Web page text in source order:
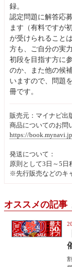
録。
認定問題に解答応
ます（有料ですが
が受けられること
方も、ご自分の実
初段を目指す方に
のか、また他の候
いますので、問題
冊です。
販売元：マイナビ出
商品についてのお問
https://
発送について：
原則として3日～5日
※先行販売などのキ
オススメの記事